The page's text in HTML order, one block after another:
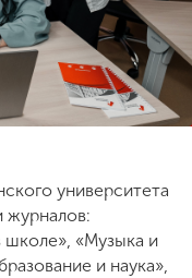
университета
журналов:
школе», «Музыка и
и наука»,